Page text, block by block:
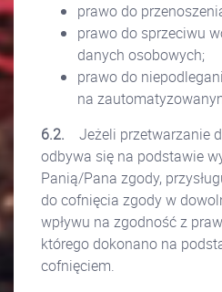
prawo do
prawo do sprzeciwu
danych osobowych;
prawo do
na
6.2.
Jeżeli przetwarzanie
odbywa się na podstawie
Panią/Pana zgody,
do cofnięcia zgody w
wpływu na zgodność z
którego dokonano na
cofnięciem.